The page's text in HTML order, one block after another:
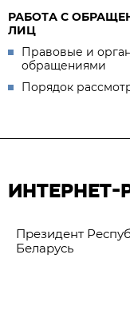
РАБОТА С
ЛИЦ
Правовые и
обращениями
Порядок
ИНТЕРНЕТ-
Президент
Беларусь